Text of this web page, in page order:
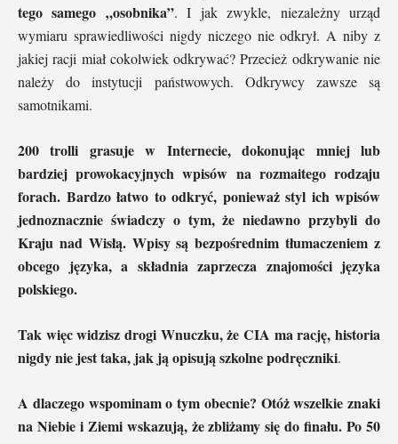
tego samego „osobnika”. I jak zwykle, niezależny urząd
wymiaru sprawiedliwości nigdy niczego nie odkrył. A niby z
jakiej racji miał cokolwiek odkrywać? Przecież odkrywanie nie
należy do instytucji państwowych. Odkrywcy zawsze są
samotnikami.
200 trolli grasuje w Internecie, dokonując mniej lub
bardziej prowokacyjnych wpisów na rozmaitego rodzaju
forach. Bardzo łatwo to odkryć, ponieważ styl ich wpisów
jednoznacznie świadczy o tym, że niedawno przybyli do
Kraju nad Wisłą. Wpisy są bezpośrednim tłumaczeniem z
obcego języka, a składnia zaprzecza znajomości języka
polskiego.
Tak więc widzisz drogi Wnuczku, że CIA ma rację, historia
nigdy nie jest taka, jak ją opisują szkolne podręczniki.
A dlaczego wspominam o tym obecnie? Otóż wszelkie znaki
na Niebie i Ziemi wskazują, że zbliżamy się do finału. Po 50